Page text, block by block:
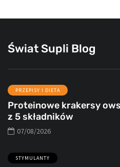
Świat Supli Blog
PRZEPISY I DIETA
Proteinowe krakersy
z 5 składników
07/08/2026
STYMULANTY